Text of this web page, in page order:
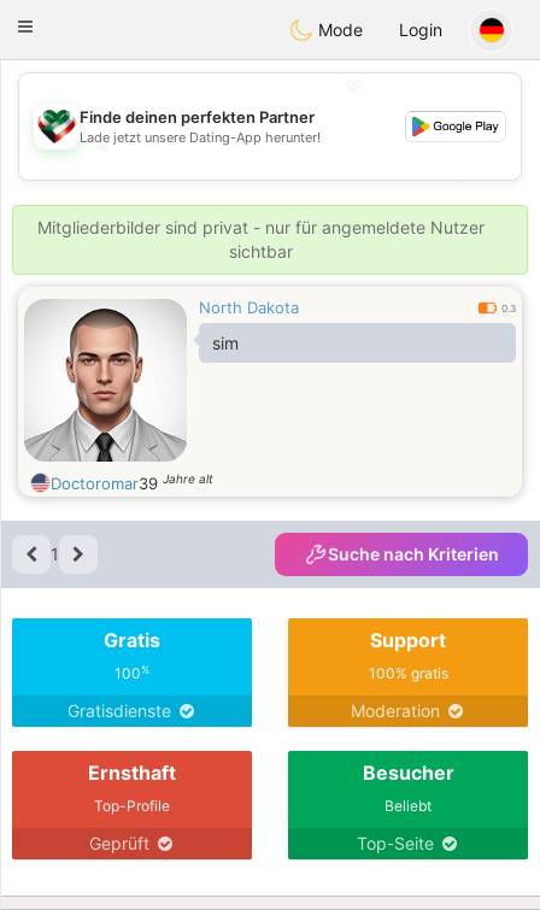
KuwaitChat
Toggle
Mode Login
💖
💕
💕
Finde deinen perfekten Partner
Lade jetzt unsere Dating-App herunter!
Mitgliederbilder sind privat - nur für angemeldete Nutzer
sichtbar
North Dakota 0.3
sim
Doctoromar39 Jahre alt
1 Suche nach Kriterien
Gratis
100%
Gratisdienste
Support
100% gratis
Moderation
Ernsthaft
Top-Profile
Geprüft
Besucher
Beliebt
Top-Seite